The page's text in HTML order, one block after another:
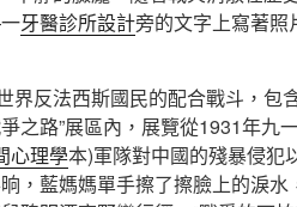
牙醫診所設計旁的文字上寫著照
界反法西斯國民的配合戰斗，包
之路”展區內，展覽從1931年九
心理學本)軍隊對中國的殘暴侵犯
，藍媽媽單手擦了擦臉上的淚